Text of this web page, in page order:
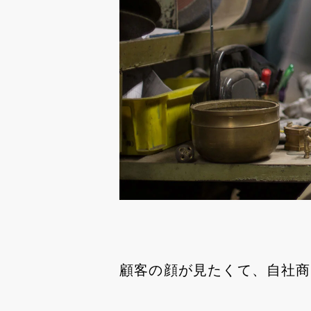
顧客の顔が見たくて、自社